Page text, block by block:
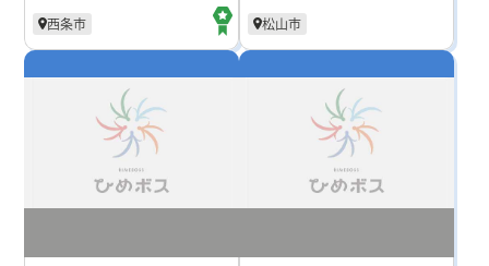
西条市 松山市